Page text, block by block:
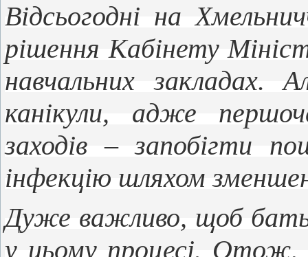
Відсьогодні на
рішення Кабінету
навчальних
канікули, адже
заходів – запобігти
інфекцію шляхом
Дуже важливо, щоб
у цьому процесі. Отож,